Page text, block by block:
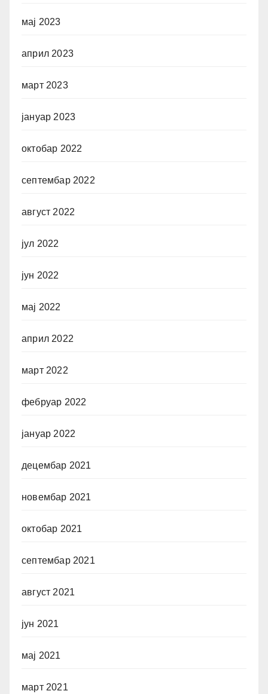
мај 2023
април 2023
март 2023
јануар 2023
октобар 2022
септембар 2022
август 2022
јул 2022
јун 2022
мај 2022
април 2022
март 2022
фебруар 2022
јануар 2022
децембар 2021
новембар 2021
октобар 2021
септембар 2021
август 2021
јун 2021
мај 2021
март 2021